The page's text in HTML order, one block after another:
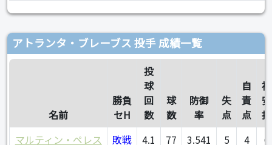
アトランタ・ブレーブス 投手 成績一覧
名前
勝負
セH
投
球
回
数
球
数
防御
率
失
点
自
責
点
被
安
打
マルティン・ペレス
敗戦 4.1 77 3.541 5 4
6